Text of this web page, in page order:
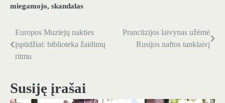
miegamojo, skandalas
Navigacija
tarp
Europos Muziejų nakties
įspūdžiai: biblioteka žaidimų
ritmu
Prancūzijos laivynas užėmė
Rusijos naftos tanklaivį
Susiję įrašai